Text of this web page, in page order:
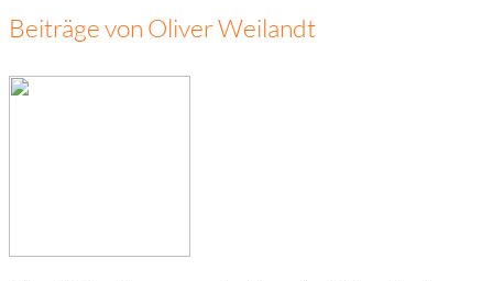
Beiträge von Oliver Weilandt